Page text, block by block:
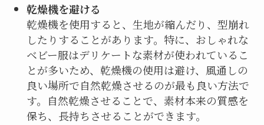
乾燥機を避ける
乾燥機を使用すると、生地が縮んだり、型崩れ
したりすることがあります。特に、おしゃれな
ベビー服はデリケートな素材が使われているこ
とが多いため、乾燥機の使用は避け、風通しの
良い場所で自然乾燥させるのが最も良い方法で
す。自然乾燥させることで、素材本来の質感を
保ち、長持ちさせることができます。